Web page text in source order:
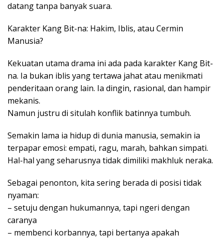
datang tanpa banyak suara.
Karakter Kang Bit-na: Hakim, Iblis, atau Cermin
Manusia?
Kekuatan utama drama ini ada pada karakter Kang Bit-
na. Ia bukan iblis yang tertawa jahat atau menikmati
penderitaan orang lain. Ia dingin, rasional, dan hampir
mekanis.
Namun justru di situlah konflik batinnya tumbuh.
Semakin lama ia hidup di dunia manusia, semakin ia
terpapar emosi: empati, ragu, marah, bahkan simpati.
Hal-hal yang seharusnya tidak dimiliki makhluk neraka.
Sebagai penonton, kita sering berada di posisi tidak
nyaman:
– setuju dengan hukumannya, tapi ngeri dengan
caranya
– membenci korbannya, tapi bertanya apakah